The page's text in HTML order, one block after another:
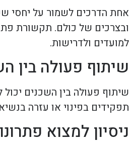
אחת הדרכים לשמור על יחסי
ובצרכים של כולם. תקשורת
למועדים ולדרישות.
שיתוף פעולה בין
שיתוף פעולה בין השכנים
תפקידים בפינוי או עזרה
ניסיון למצוא